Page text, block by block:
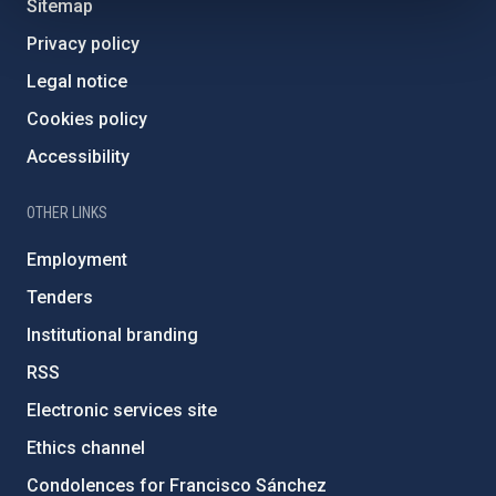
Sitemap
Privacy policy
Legal notice
Cookies policy
Accessibility
OTHER LINKS
Employment
Tenders
Institutional branding
RSS
Electronic services site
Ethics channel
Condolences for Francisco Sánchez